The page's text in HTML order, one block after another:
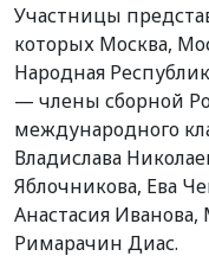
Участницы
которых Москва,
Народная
— члены сборной
международного
Владислава
Яблочникова, Ева
Анастасия
Римарачин Диас.